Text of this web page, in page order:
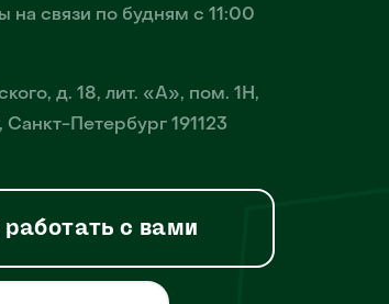
на связи по будням с 11:00
д. 18, лит. «А», пом. 1Н,
Петербург 191123
работать с вами